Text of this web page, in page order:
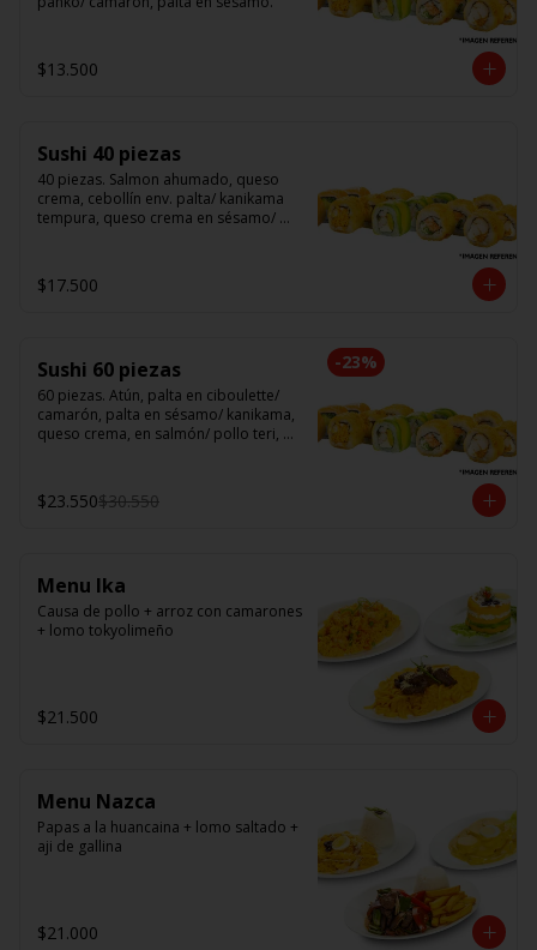
$13.500
Sushi 40 piezas
40 piezas. Salmon ahumado, queso
crema, cebollín env. palta/ kanikama
tempura, queso crema en sésamo/
$17.500
-23%
Sushi 60 piezas
60 piezas. Atún, palta en ciboulette/
camarón, palta en sésamo/ kanikama,
queso crema, en salmón/ pollo teri,
panko/ camarón, queso crema, en
panko.
$23.550$30.550
Menu Ika
Causa de pollo + arroz con camarones
+ lomo tokyolimeño
$21.500
Menu Nazca
Papas a la huancaina + lomo saltado +
aji de gallina
$21.000